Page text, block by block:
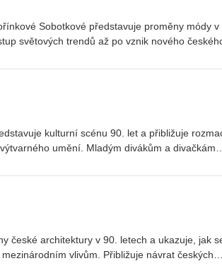
Sobotkové představuje proměny módy v
světových trendů až po vznik nového
průmyslu i začátky českých návrhářek a
pro hledání osobitého stylu.
kulturní scénu 90. let a přibližuje
umění. Mladým divákům a divačkám
Stones v Praze, hit Láska je láska nebo
české architektury v 90. letech a ukazuje, jak
vlivům. Přibližuje návrat českých